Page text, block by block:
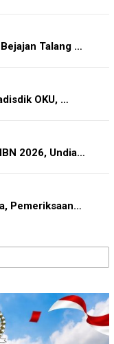
Talang …
OKU, …
2026, Undia…
Pemeriksaan…